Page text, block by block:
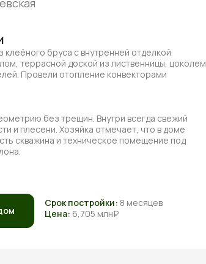
клеёного бруса с внутренней отделкой
террасной доской из лиственницы, цоколем
Провели отопление конвекторами
без трещин. Внутри всегда свежий
и плесени. Хозяйка отмечает, что в доме
скважина и техническое помещение под
Срок постройки: 8 месяцев
Цена: 6,705 млн₽